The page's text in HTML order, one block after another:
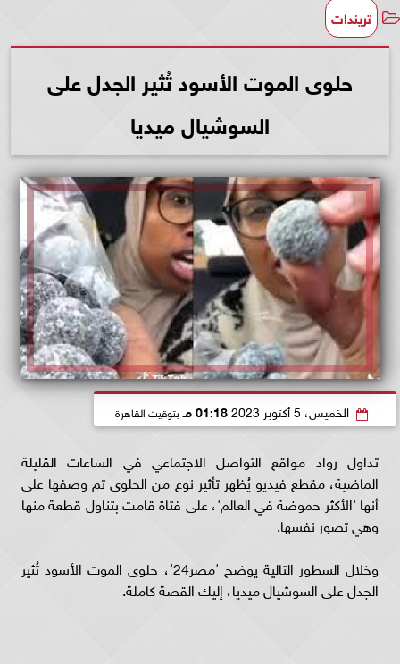
تريندات
حلوى الموت الأسود تُثير الجدل على
السوشيال ميديا
الخميس، 5 أكتوبر 2023 01:18 مـ بتوقيت القاهرة
تداول رواد مواقع التواصل الاجتماعي في الساعات القليلة
الماضية، مقطع فيديو يُظهر تأثير نوع من الحلوى تم وصفها على
أنها 'الأكثر حموضة في العالم'، على فتاة قامت بتناول قطعة منها
وهي تصور نفسها.
وخلال السطور التالية يوضح 'مصر24'، حلوى الموت الأسود تُثير
الجدل على السوشيال ميديا، إليك القصة كاملة.